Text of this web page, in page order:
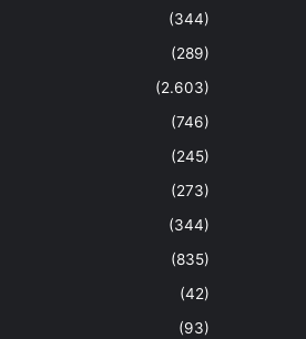
(344)
(289)
(2.603)
(746)
(245)
(273)
(344)
(835)
(42)
(93)